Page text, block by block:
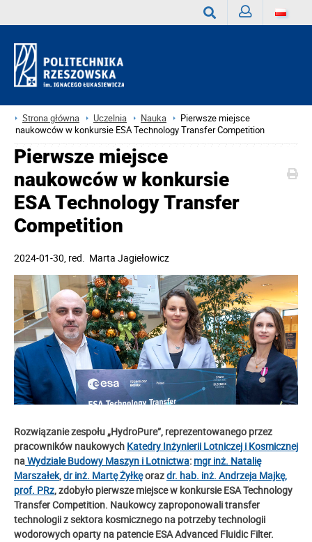
Strona główna Uczelnia Nauka
Pierwsze miejsce
naukowców w konkursie ESA Technology Transfer Competition
Pierwsze miejsce
naukowców w konkursie
ESA Technology Transfer
Competition
2024-01-30, red. Marta Jagiełowicz
Rozwiązanie zespołu „HydroPure”, reprezentowanego przez
pracowników naukowych Katedry Inżynierii Lotniczej i Kosmicznej
naWydziale Budowy Maszyn i Lotnictwa: mgr inż. Natalię
Marszałek,dr inż. Martę Żyłkęorazdr. hab. inż. Andrzeja Majkę,
prof. PRz, zdobyło pierwsze miejsce w konkursie ESA Technology
Transfer Competition. Naukowcy zaproponowali transfer
technologii z sektora kosmicznego na potrzeby technologii
wodorowych oparty na patencie ESA Advanced Fluidic Filter.